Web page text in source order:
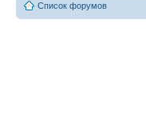
Список форумов